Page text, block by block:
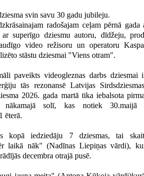
svin savu 30 gadu jubileju.
radošajam ceļam pērnā gada
superīgo dziesmu autoru, dīdžeju,
video režisoru un operatoru
stāstu dziesmai "Viens otram".
paveikts videogleznas darbs
tās rezonansē Latvijas
2026. gada martā tika iebalsota
solī, kas notiek 30.maijā
ēterā.
kopā iedziedāju 7 dziesmas, tai
laikā nāk" (Nadīnas Liepiņas vārdi),
decembra otrajā pusē.